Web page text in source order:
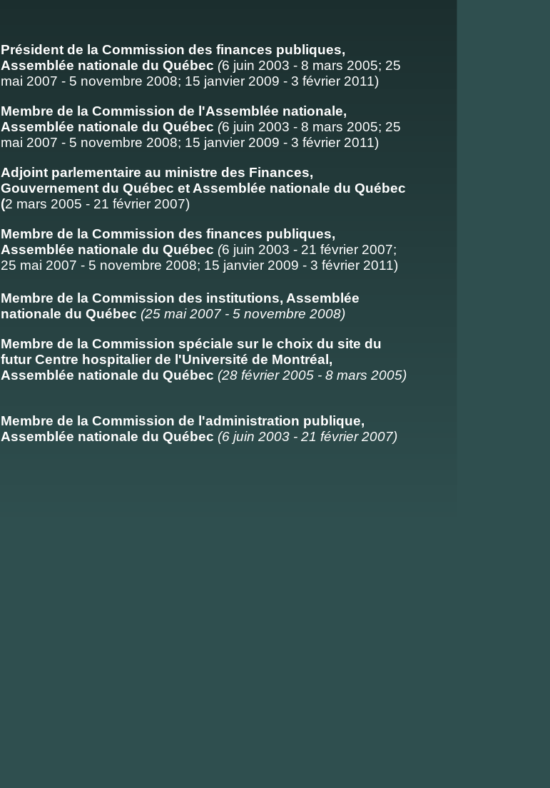
Président de la Commission des finances publiques,
Assemblée nationale du Québec (6 juin 2003 - 8 mars 2005; 25
mai 2007 - 5 novembre 2008; 15 janvier 2009 - 3 février 2011)
Membre de la Commission de l'Assemblée nationale,
Assemblée nationale du Québec (6 juin 2003 - 8 mars 2005; 25
mai 2007 - 5 novembre 2008; 15 janvier 2009 - 3 février 2011)
Adjoint parlementaire au ministre des Finances,
Gouvernement du Québec et Assemblée nationale du Québec
(2 mars 2005 - 21 février 2007)
Membre de la Commission des finances publiques,
Assemblée nationale du Québec (6 juin 2003 - 21 février 2007;
25 mai 2007 - 5 novembre 2008; 15 janvier 2009 - 3 février 2011)
Membre de la Commission des institutions, Assemblée
nationale du Québec (25 mai 2007 - 5 novembre 2008)
Membre de la Commission spéciale sur le choix du site du
futur Centre hospitalier de l'Université de Montréal,
Assemblée nationale du Québec (28 février 2005 - 8 mars 2005)
Membre de la Commission de l'administration publique,
Assemblée nationale du Québec (6 juin 2003 - 21 février 2007)